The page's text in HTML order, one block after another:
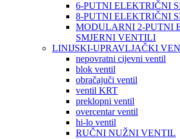
6-PUTNI ELEKTRIČNI
8-PUTNI ELEKTRIČNI
MODULARNI 2-PUTNI
SMJERNI VENTILI
LINIJSKI-UPRAVLJAČKI
nepovratni cijevni ventil
blok ventil
obračajuči ventil
ventil KRT
preklopni ventil
overcentar ventil
hi-lo ventil
RUČNI NUŽNI VENTIL